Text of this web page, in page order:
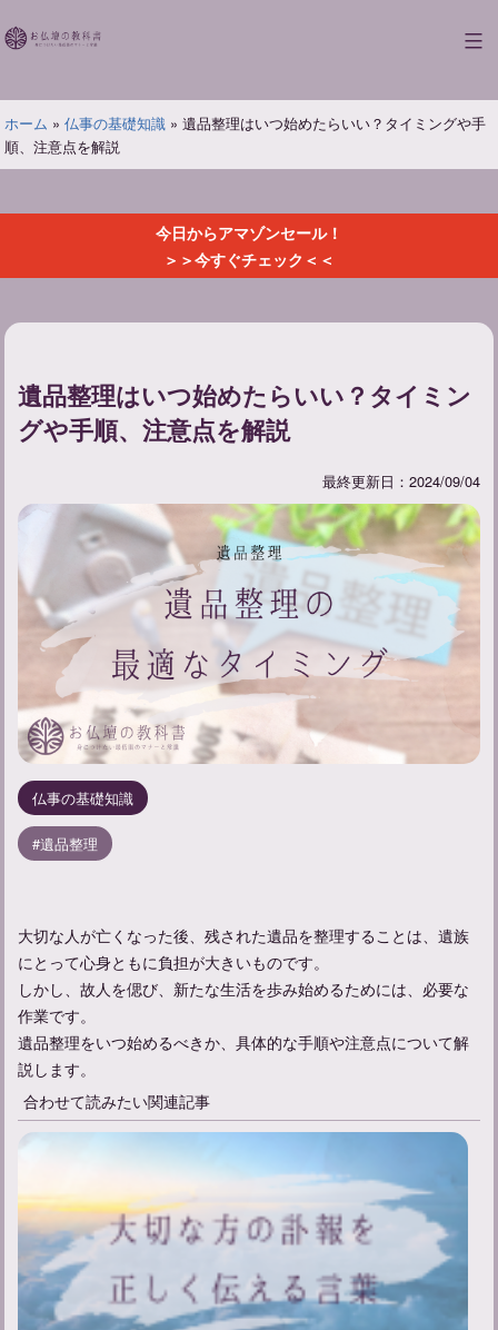
ン
ツ
へ
ス
お
壇
の
教
ホーム » 仏事の基礎知識» 遺品整理はいつ始めたらいい？タイミングや手
順、注意点を解説
今日からアマゾンセール！
＞＞今すぐチェック＜＜
遺品整理はいつ始めたらいい？タイミン
グや手順、注意点を解説
最終更新日：2024/09/04
仏事の基礎知識
遺品整理
大切な人が亡くなった後、残された遺品を整理することは、遺族
にとって心身ともに負担が大きいものです。
しかし、故人を偲び、新たな生活を歩み始めるためには、必要な
作業です。
遺品整理をいつ始めるべきか、具体的な手順や注意点について解
説します。
合わせて読みたい関連記事